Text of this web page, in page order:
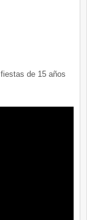
de 15 años